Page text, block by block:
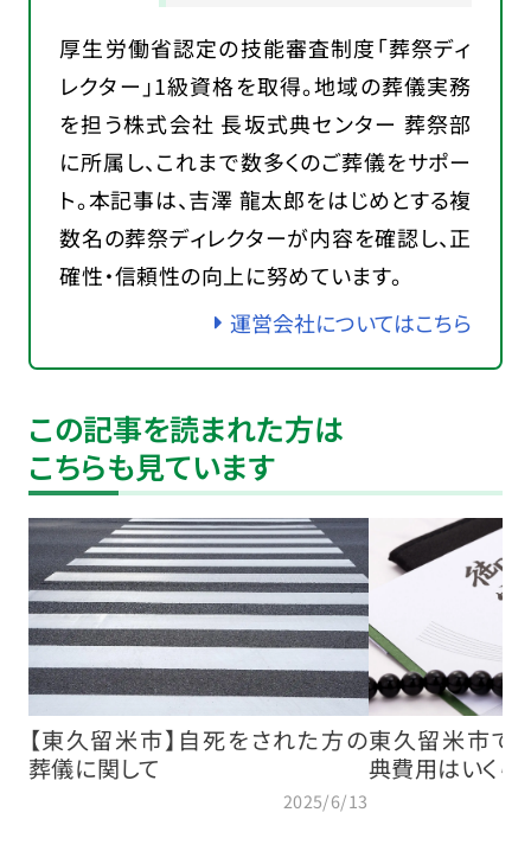
厚生労働省認定の技能審査制度「葬祭ディ
レクター」1級資格を取得。地域の葬儀実務
を担う株式会社 長坂式典センター 葬祭部
に所属し、これまで数多くのご葬儀をサポー
ト。本記事は、吉澤 龍太郎をはじめとする複
数名の葬祭ディレクターが内容を確認し、正
確性・信頼性の向上に努めています。
運営会社についてはこちら
この記事を読まれた方は
こちらも見ています
【東久留米市】自死をされた方の
葬儀に関して
2025/6/13
東久留米市で
典費用はいくら